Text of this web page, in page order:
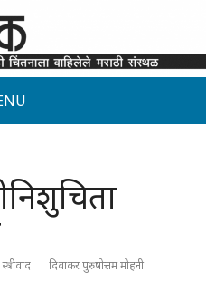
स्त्रीवाद दिवाकर पुरुषोत्तम मोहनी